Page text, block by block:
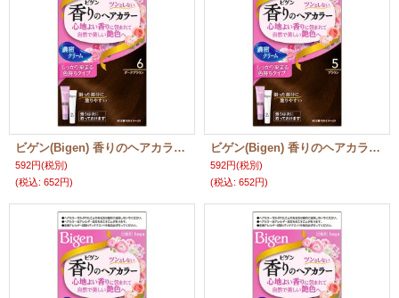
ビゲン(Bigen) 香りのヘアカラー クリーム 6 ダークブラウン ホーユー(hoyu) 白髪染め
592円(税別)
(税込: 652円)
ビゲン(Bigen) 香りのヘアカラー クリーム 5 ブラウン ホーユー(hoyu) 白髪染め
592円(税別)
(税込: 652円)